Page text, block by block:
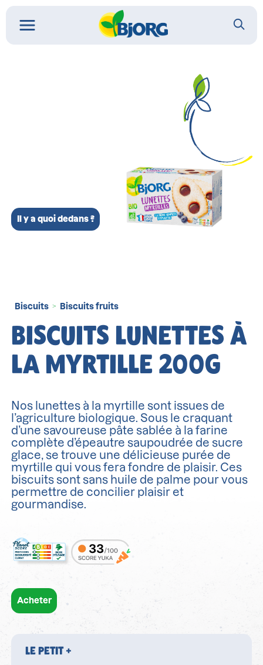
Il y a quoi dedans ?
Biscuits > Biscuits fruits
BISCUITS LUNETTES À
LA MYRTILLE 200G
Nos lunettes à la myrtille sont issues de
l’agriculture biologique. Sous le craquant
d’une savoureuse pâte sablée à la farine
complète d’épeautre saupoudrée de sucre
glace, se trouve une délicieuse purée de
myrtille qui vous fera fondre de plaisir. Ces
biscuits sont sans huile de palme pour vous
permettre de concilier plaisir et
gourmandise.
Acheter
LE PETIT +